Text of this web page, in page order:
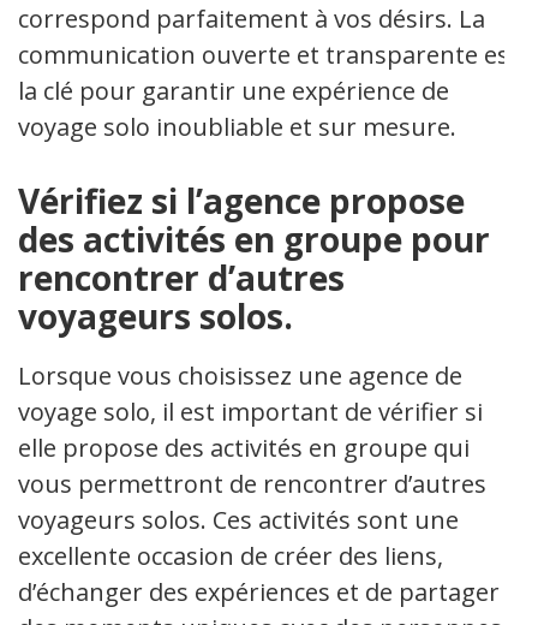
correspond parfaitement à vos désirs. La
communication ouverte et transparente est
la clé pour garantir une expérience de
voyage solo inoubliable et sur mesure.
Vérifiez si l’agence propose
des activités en groupe pour
rencontrer d’autres
voyageurs solos.
Lorsque vous choisissez une agence de
voyage solo, il est important de vérifier si
elle propose des activités en groupe qui
vous permettront de rencontrer d’autres
voyageurs solos. Ces activités sont une
excellente occasion de créer des liens,
d’échanger des expériences et de partager